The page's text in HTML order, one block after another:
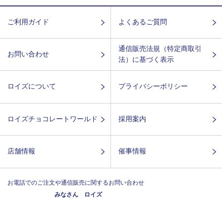
ご利用ガイド よくあるご質問
お問い合わせ
通信販売法規（特定商取引
法）に基づく表示
ロイズについて プライバシーポリシー
ロイズチョコレートワールド 採用案内
店舗情報 催事情報
お電話でのご注文や通信販売に関するお問い合わせ
みなさん ロイズ